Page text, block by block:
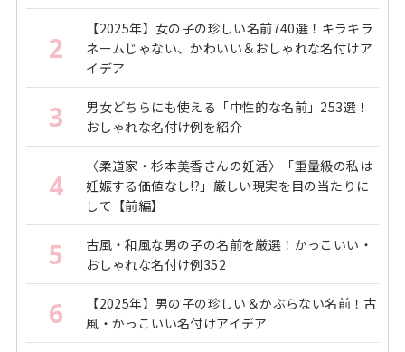
2
【2025年】女の子の珍しい名前740選！キラキラ
ネームじゃない、かわいい＆おしゃれな名付けア
イデア
3
男女どちらにも使える「中性的な名前」253選！
おしゃれな名付け例を紹介
4
〈柔道家・杉本美香さんの妊活〉「重量級の私は
妊娠する価値なし!?」厳しい現実を目の当たりに
して【前編】
5
古風・和風な男の子の名前を厳選！かっこいい・
おしゃれな名付け例352
6
【2025年】男の子の珍しい＆かぶらない名前！古
風・かっこいい名付けアイデア